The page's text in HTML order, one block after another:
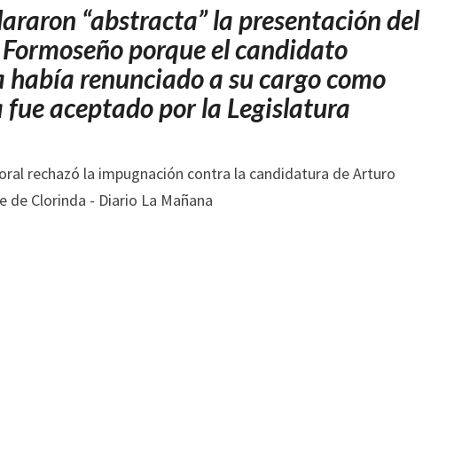
ARTURO
CABRAL
A
INTENDENTE
DE
CLORINDA
“abstracta” la presentación del
porque el candidato
renunciado a su cargo como
fue aceptado por la Legislatura